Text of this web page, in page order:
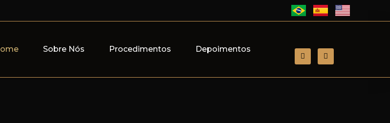
Sobre Nós Procedimentos Depoimentos